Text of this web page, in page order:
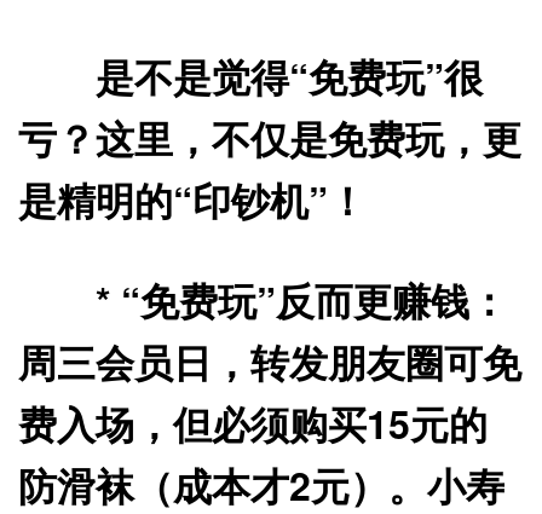
是不是觉得“免费玩”很
亏？这里，不仅是免费玩，更
是精明的“印钞机”！
* “免费玩”反而更赚钱：
周三会员日，转发朋友圈可免
费入场，但必须购买15元的
防滑袜（成本才2元）。小寿